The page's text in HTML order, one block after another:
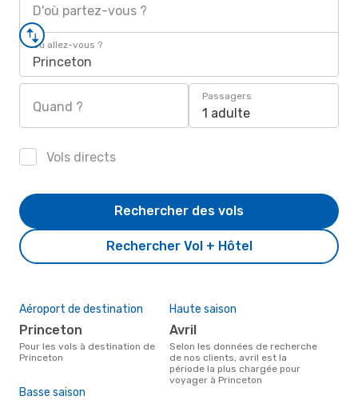
D'où partez-vous ?
Où allez-vous ?
Princeton
Quand ?
Passagers
1 adulte
Vols directs
Rechercher Vol + Hôtel
Rechercher des vols
Aéroport de destination
Princeton
Pour les vols à destination de
Princeton
Haute saison
avril
Selon les données de recherche
de nos clients, avril est la
période la plus chargée pour
voyager à Princeton
Basse saison